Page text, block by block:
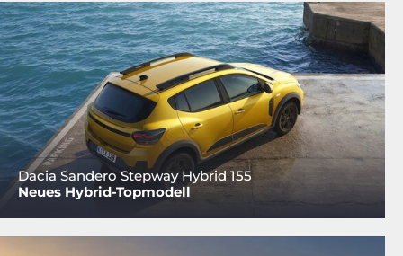
Dacia Sandero Stepway Hybrid 155
Neues Hybrid-Topmodell